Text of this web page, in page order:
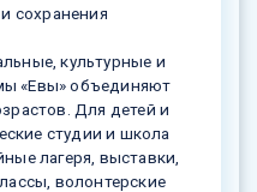
сохранения
культурные и
«Евы» объединяют
Для детей и
студии и школа
лагеря, выставки,
волонтерские